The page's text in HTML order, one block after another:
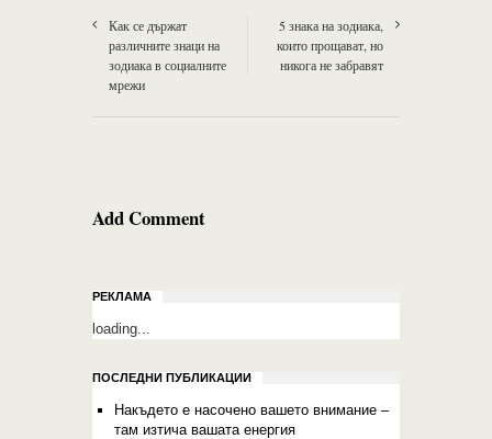
Как се държат
различните знаци на
зодиака в социалните
мрежи
5 знака на зодиака,
които прощават, но
никога не забравят
Add Comment
РЕКЛАМА
loading...
ПОСЛЕДНИ ПУБЛИКАЦИИ
Накъдето е насочено вашето внимание –
там изтича вашата енергия